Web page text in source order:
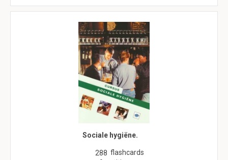
Sociale hygiëne.
288 flashcards